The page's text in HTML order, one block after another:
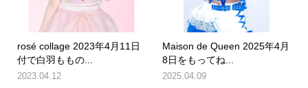
rosé collage 2023年4月11日
付で白羽ももの...
2023.04.12
Maison de Queen 2025年4月
8日をもってね...
2025.04.09